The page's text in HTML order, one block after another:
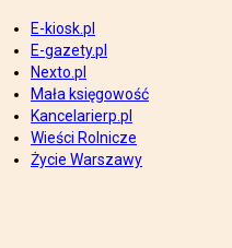
E-kiosk.pl
E-gazety.pl
Nexto.pl
Mała księgowość
Kancelarierp.pl
Wieści Rolnicze
Życie Warszawy